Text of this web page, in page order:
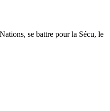
se battre pour la Sécu, le